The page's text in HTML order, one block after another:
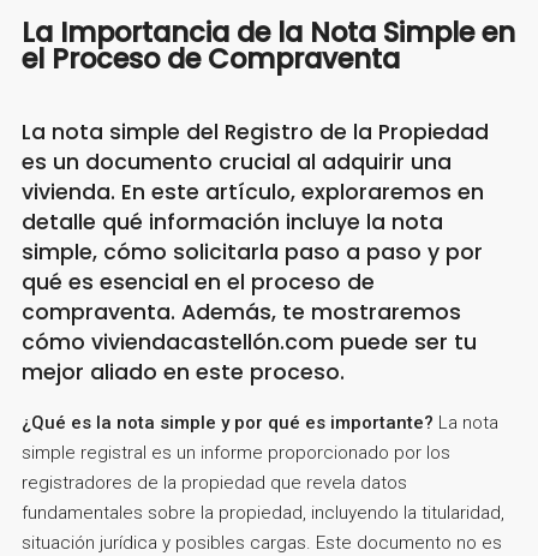
La Importancia de la Nota Simple en
el Proceso de Compraventa
La nota simple del Registro de la Propiedad
es un documento crucial al adquirir una
vivienda. En este artículo, exploraremos en
detalle qué información incluye la nota
simple, cómo solicitarla paso a paso y por
qué es esencial en el proceso de
compraventa. Además, te mostraremos
cómo viviendacastellón.com puede ser tu
mejor aliado en este proceso.
¿Qué es la nota simple y por qué es importante? La nota
simple registral es un informe proporcionado por los
registradores de la propiedad que revela datos
fundamentales sobre la propiedad, incluyendo la titularidad,
situación jurídica y posibles cargas. Este documento no es